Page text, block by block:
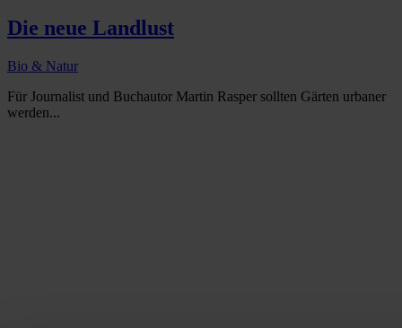
Die neue Landlust
Bio & Natur
Für Journalist und Buchautor Martin Rasper sollten Gärten urbaner
werden...